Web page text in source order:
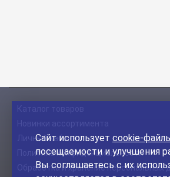
Каталог товаров
Новинки ассортимента
Личный кабинет
Политика конфиденциальности
Обработка и хранение персональных
Сайт использует cookie-
посещаемости и улучшения
Вы соглашаетесь с их